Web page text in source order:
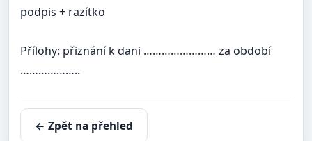
podpis + razítko
Přílohy: přiznání k dani …………………… za období
………………..
← Zpět na přehled